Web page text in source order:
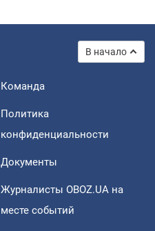
В начало
Команда
Политика
конфиденциальности
Документы
Журналисты OBOZ.UA на
месте событий